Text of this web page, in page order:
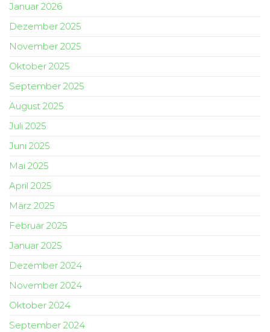
Januar 2026
Dezember 2025
November 2025
Oktober 2025
September 2025
August 2025
Juli 2025
Juni 2025
Mai 2025
April 2025
März 2025
Februar 2025
Januar 2025
Dezember 2024
November 2024
Oktober 2024
September 2024